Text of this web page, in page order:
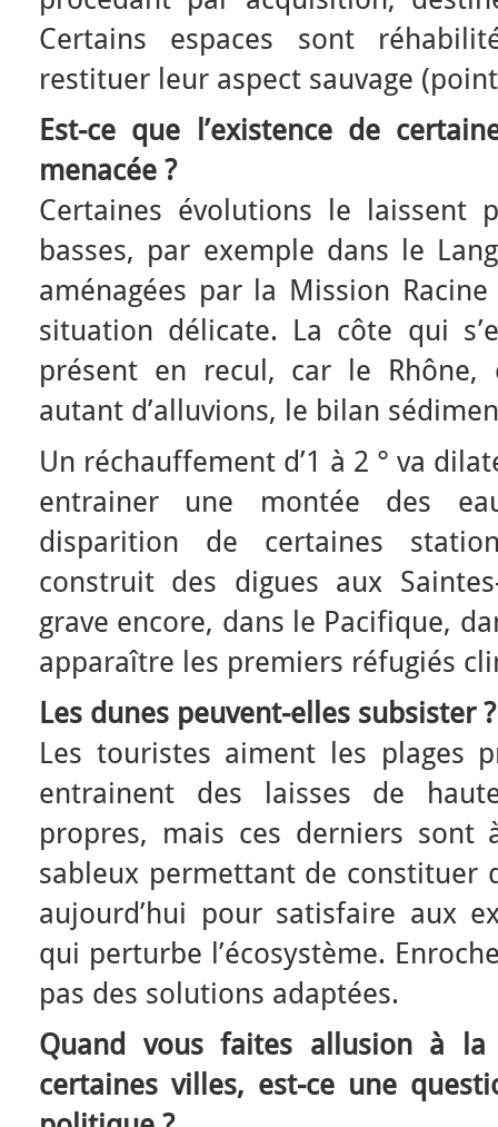
Certains espaces sont
restituer leur aspect sauvage
Est-ce que l’existence de
menacée ?
Certaines évolutions le laissent
basses, par exemple dans le
aménagées par la Mission
situation délicate. La côte qui
présent en recul, car le Rhône,
autant d’alluvions, le bilan
Un réchauffement d’1 à 2 ° va
entrainer une montée des
disparition de certaines
construit des digues aux
grave encore, dans le Pacifique,
apparaître les premiers réfugiés
Les dunes peuvent-elles subsister ?
Les touristes aiment les plages
entrainent des laisses de
propres, mais ces derniers sont
sableux permettant de constituer
aujourd’hui pour satisfaire aux
qui perturbe l’écosystème.
pas des solutions adaptées.
Quand vous faites allusion à
certaines villes, est-ce une